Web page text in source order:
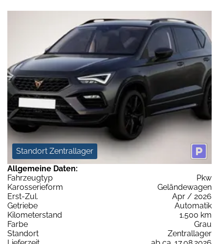
Standort Zentrallager
Allgemeine Daten:
Fahrzeugtyp
Pkw
Karosserieform
Geländewagen
Erst-Zul.
Apr / 2026
Getriebe
Automatik
Kilometerstand
1.500 km
Farbe
Grau
Standort
Zentrallager